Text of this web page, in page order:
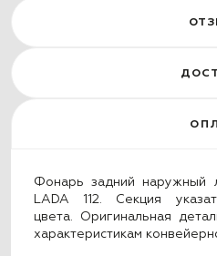
Фонарь задний наружный
LADA 112. Секция
цвета. Оригинальная
характеристикам